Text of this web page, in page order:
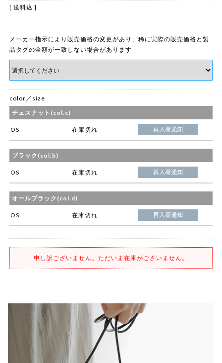
[ 送料込 ]
メーカー指示により販売価格の変更があり、稀に実際の販売価格と製
品タグの金額が一致しない場合があります
color／size
チェスナット(col.c)
OS 在庫切れ
ブラック(col.b)
OS 在庫切れ
オールブラック(col.d)
OS 在庫切れ
申し訳ございません。ただいま在庫がございません。